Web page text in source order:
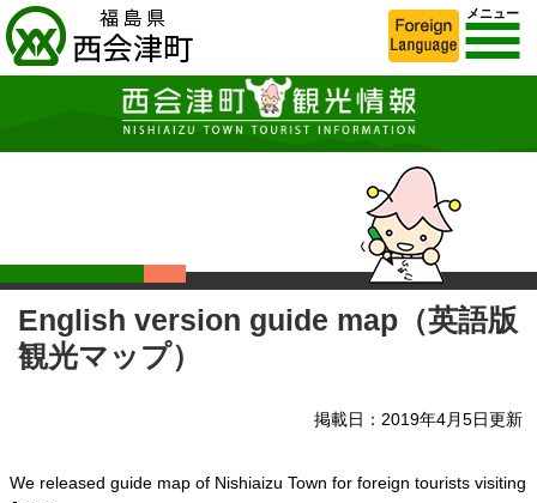
メニュー
English version guide map（英語版
観光マップ）
掲載日：2019年4月5日更新
We released guide map of Nishiaizu Town for foreign tourists visiting